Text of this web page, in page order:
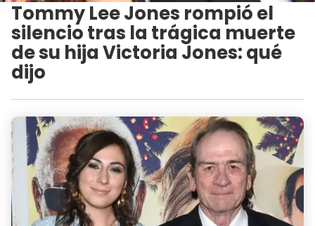
Tommy Lee Jones rompió el
silencio tras la trágica muerte
de su hija Victoria Jones: qué
dijo